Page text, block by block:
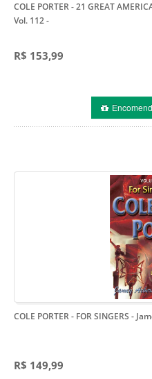
COLE PORTER - 21 GREAT
Vol. 112-
R$ 153,99
COLE PORTER - FOR SINGERS -
R$ 149,99